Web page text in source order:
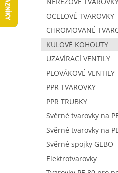
n
e
OCELOVÉ TVAROVKY
CHROMOVANÉ
KULOVÉ KOHOUTY
UZAVÍRACÍ VENTILY
PLOVÁKOVÉ VENTILY
PPR TVAROVKY
PPR TRUBKY
Svěrné tvarovky na
Svěrné tvarovky na
Svěrné spojky GEBO
Elektrotvarovky